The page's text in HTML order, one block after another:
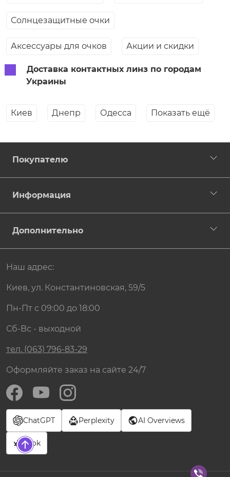
Солнцезащитные очки
Аксессуары для очков Акции и скидки
Доставка контактных линз по городам
Украины
Киев Днепр Одесса Показать ещё
Покупателю
Информация
Дополнительно
Наш адрес:
Киев, ул. Константиновская, 59/5
Пн-Пт с 09:00 до 18:00
Сб-Вс - выходной
тел. (063) 796-83-29
Оформляйте заказ на сайте 24/7
ChatGPT Perplexity AI Overviews
Grok